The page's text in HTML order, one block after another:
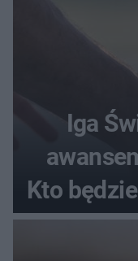
Iga
Kto